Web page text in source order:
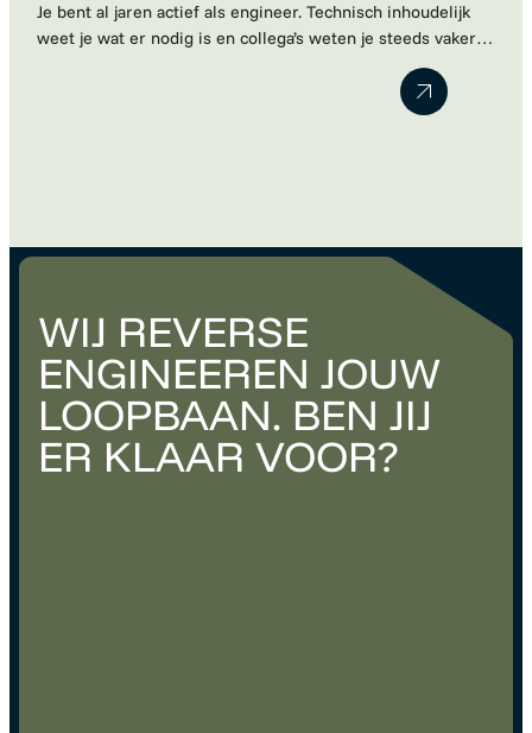
Je bent al jaren actief als engineer. Technisch inhoudelijk
weet je wat er nodig is en collega’s weten je steeds vaker
te vinden met vragen. Je denkt vooruit, bewaakt de kwaliteit
van het werk en neemt vanzelf verantwoordelijkheid.
Misschien merk je dat je huidige functie daar niet meer
WIJ REVERSE
ENGINEEREN JOUW
LOOPBAAN. BEN JIJ
ER KLAAR VOOR?